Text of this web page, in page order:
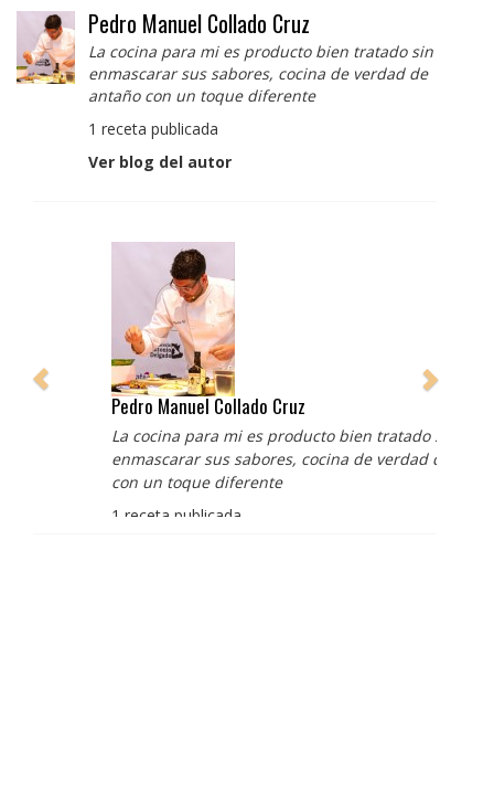
Pedro Manuel Collado Cruz
La cocina para mi es producto bien tratado sin
enmascarar sus sabores, cocina de verdad de
antaño con un toque diferente
1 receta publicada
Ver blog del autor
Pedro Manuel Collado Cruz
La cocina para mi es producto bien tratado sin
enmascarar sus sabores, cocina de verdad de antaño
con un toque diferente
1 receta publicada